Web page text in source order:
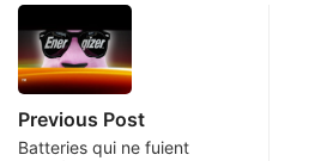
Previous Post
Batteries qui ne fuient